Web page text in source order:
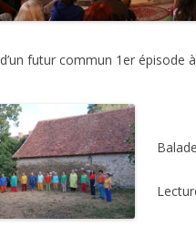
futur commun 1er épisode